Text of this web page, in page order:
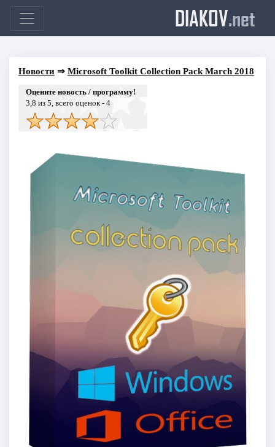
DIAKOV.net
Новости⇒ Microsoft Toolkit Collection Pack March 2018
Оцените новость / программу!
3,8 из 5, всего оценок - 4